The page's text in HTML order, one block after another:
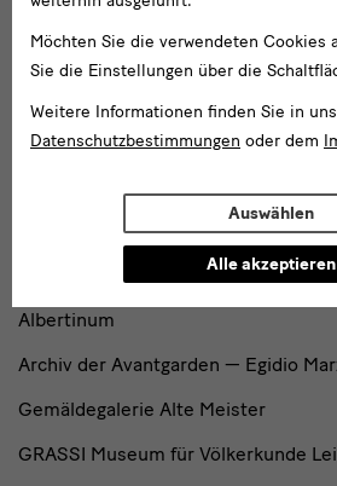
Möchten Sie die verwendeten Cookies
Sie die Einstellungen über die
Weitere Informationen finden Sie in
Datenschutzbestimmungen oder dem
Auswählen
Alle akzeptieren
Japanisches Palais
Residenzschloss
Albertinum
Archiv der Avantgarden — Egidio
Gemäldegalerie Alte Meister
GRASSI Museum für Völkerkunde